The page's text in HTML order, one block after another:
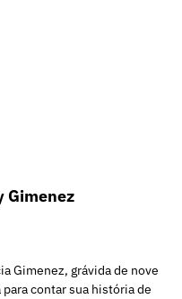
Gimenez
Gimenez, grávida de nove
contar sua história de